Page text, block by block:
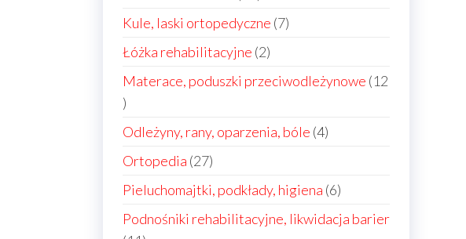
produktów
Kule, laski ortopedyczne 77
Łóżka rehabilitacyjne 22
produkty
Materace, poduszki przeciwodleżynowe 12
12
produktów
Odleżyny, rany, oparzenia, bóle 44
Ortopedia 2727
produktów
Pieluchomajtki, podkłady, higiena 66
produktów
Podnośniki rehabilitacyjne, likwidacja barier